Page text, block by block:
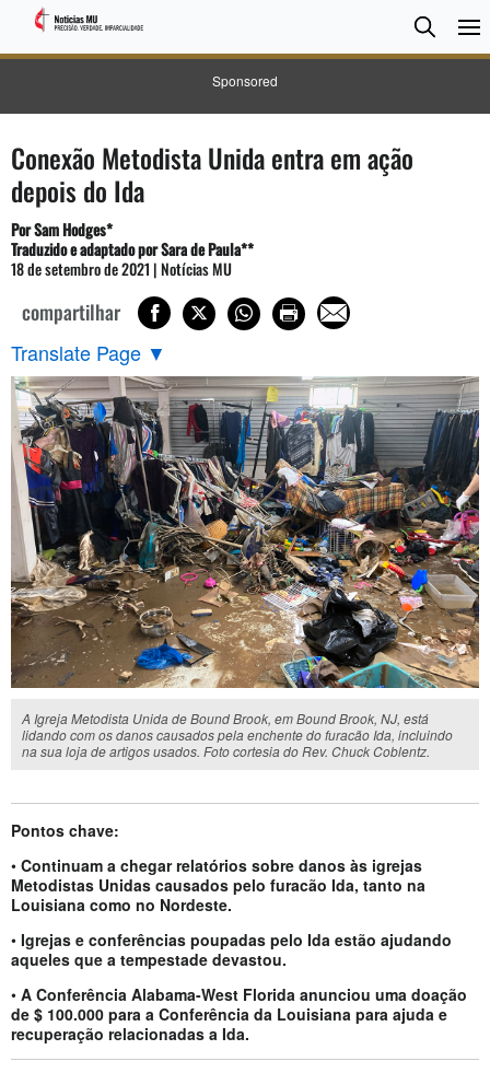
Sponsored
Search
Conexão Metodista Unida entra em ação
depois do Ida
Por Sam Hodges*
Traduzido e adaptado por Sara de Paula**
18 de setembro de 2021 | Notícias MU
compartilhar
Translate Page ▼
A Igreja Metodista Unida de Bound Brook, em Bound Brook, NJ, está
lidando com os danos causados pela enchente do furacão Ida, incluindo
na sua loja de artigos usados. Foto cortesia do Rev. Chuck Coblentz.
Pontos chave:
• Continuam a chegar relatórios sobre danos às igrejas
Metodistas Unidas causados pelo furacão Ida, tanto na
Louisiana como no Nordeste.
• Igrejas e conferências poupadas pelo Ida estão ajudando
aqueles que a tempestade devastou.
• A Conferência Alabama-West Florida anunciou uma doação
de $ 100.000 para a Conferência da Louisiana para ajuda e
recuperação relacionadas a Ida.